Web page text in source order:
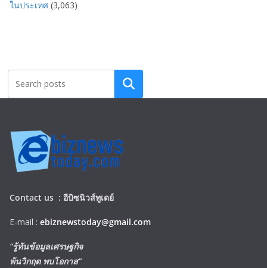
ในประเทศ (3,063)
Search
Contact us : อีบิซนิวส์ทูเดย์
E-mail : ebiznewstoday@gmail.com
“รู้ทันข้อมูลเศรษฐกิจ
พ้นวิกฤต พบโอกาส”